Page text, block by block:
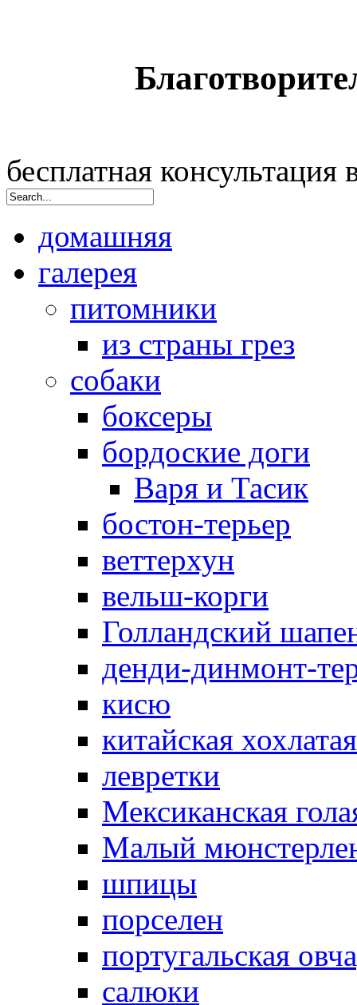
бесплатная
домашняя
галерея
питомники
из страны грез
собаки
боксеры
бордоские доги
Варя и Тасик
бостон-терьер
веттерхун
вельш-корги
Голландский
денди-динмонт-
кисю
китайская
левретки
Мексиканская
Малый
шпицы
порселен
португальская
салюки